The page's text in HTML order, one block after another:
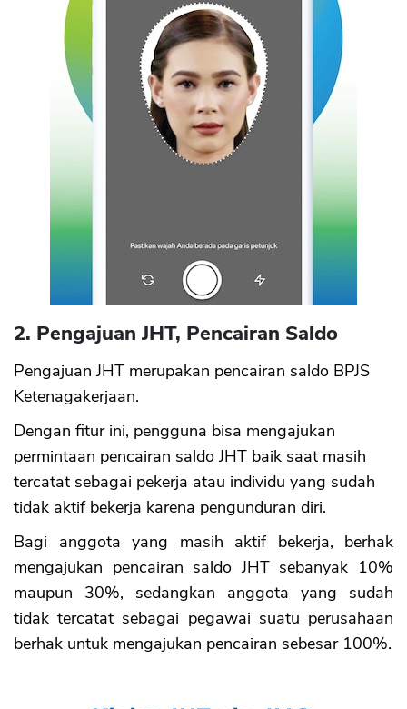
2. Pengajuan JHT, Pencairan Saldo
Pengajuan JHT merupakan pencairan saldo BPJS
Ketenagakerjaan.
Dengan fitur ini, pengguna bisa mengajukan
permintaan pencairan saldo JHT baik saat masih
tercatat sebagai pekerja atau individu yang sudah
tidak aktif bekerja karena pengunduran diri.
Bagi anggota yang masih aktif bekerja, berhak
mengajukan pencairan saldo JHT sebanyak 10%
maupun 30%, sedangkan anggota yang sudah
tidak tercatat sebagai pegawai suatu perusahaan
berhak untuk mengajukan pencairan sebesar 100%.